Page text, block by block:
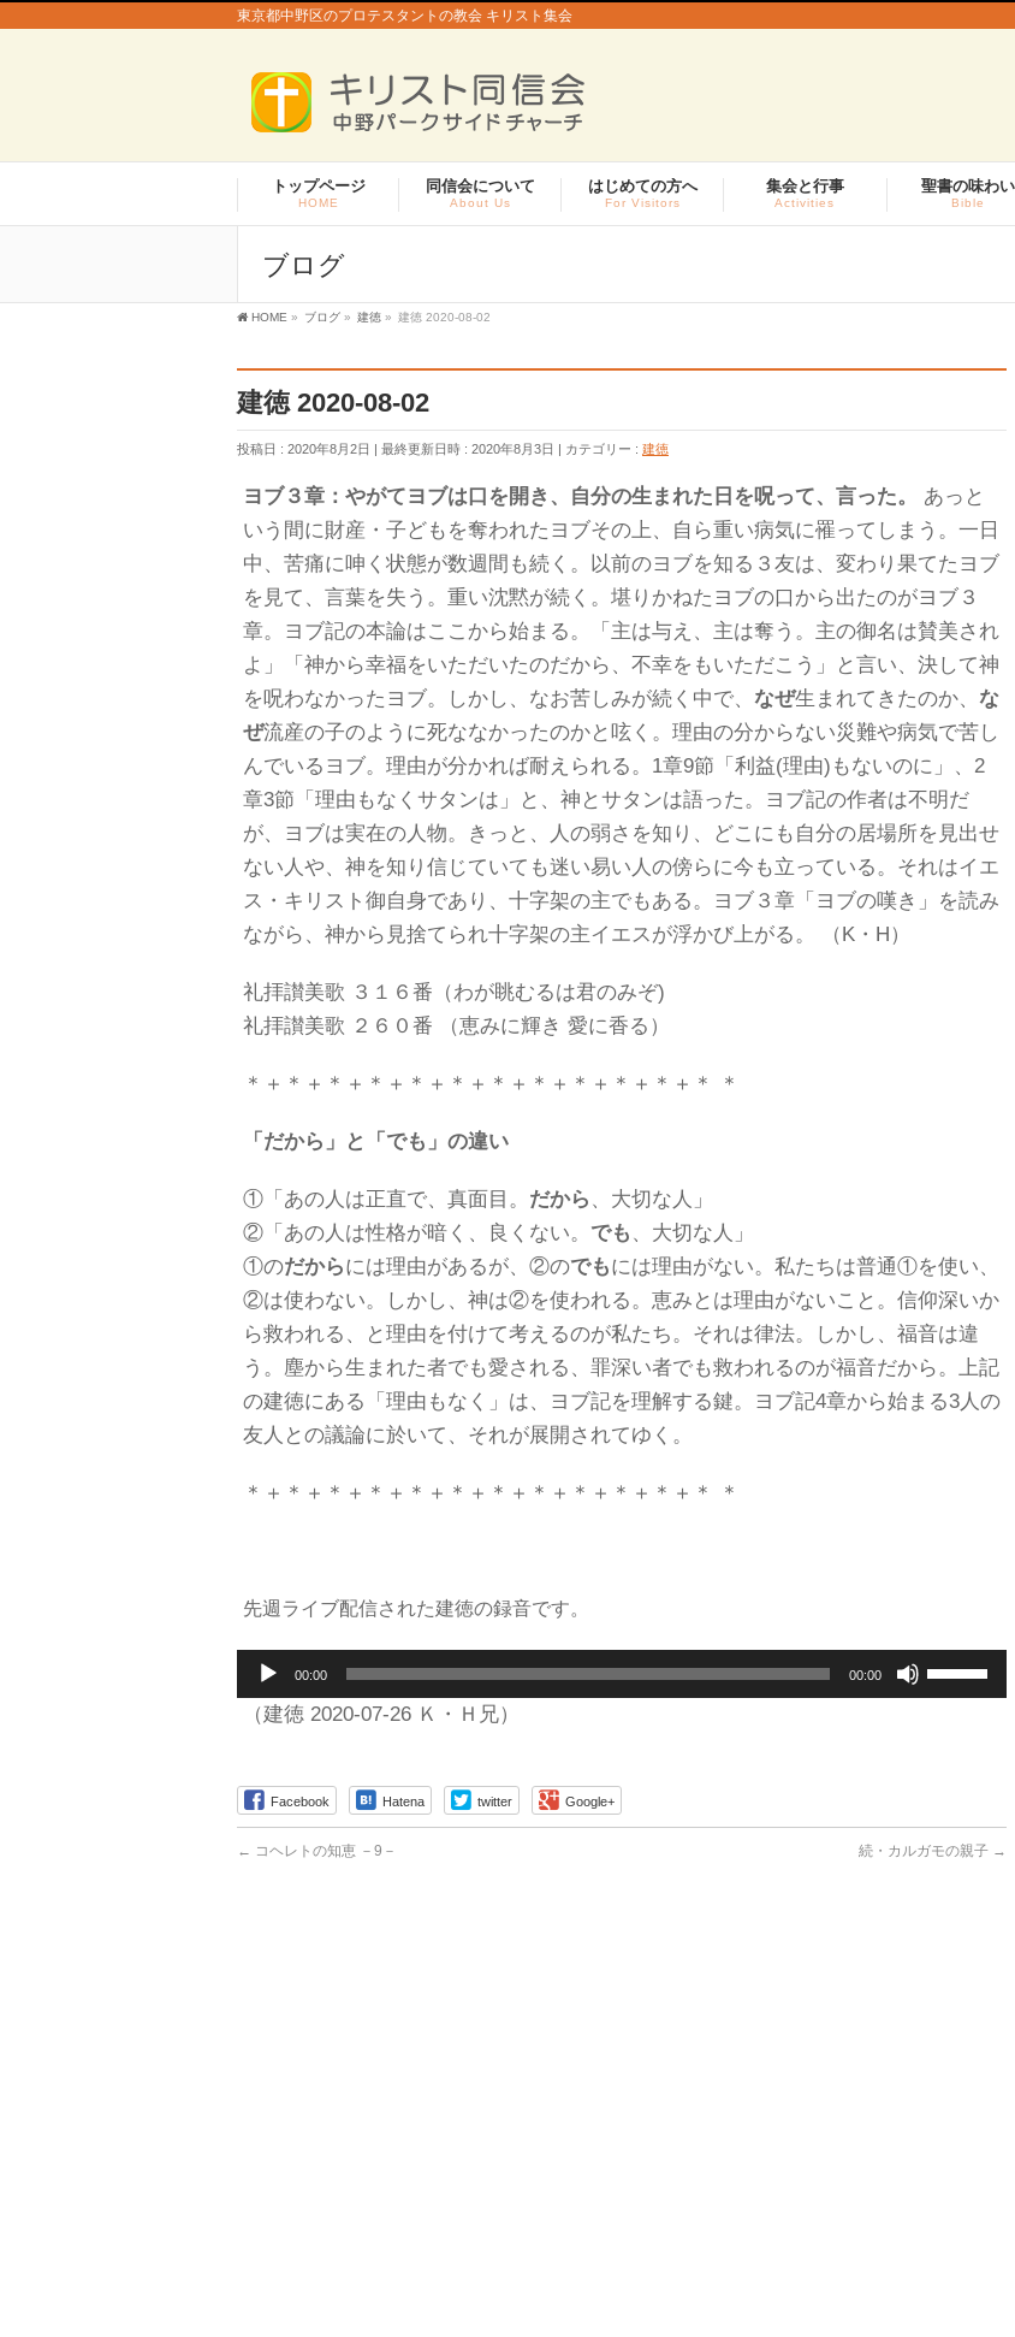
東京都中野区のプロテスタントの教会 キリスト集会
トップページ
HOME
同信会について
About Us
はじめての方へ
For Visitors
集会と行事
Activities
聖書の味わい
Bible
ブログ
HOME » ブログ » 建徳 » 建徳 2020-08-02
建徳 2020-08-02
投稿日 : 2020年8月2日 最終更新日時 : 2020年8月3日 カテゴリー : 建徳
ヨブ３章：やがてヨブは口を開き、自分の生まれた日を呪って、言った。
あっと
いう間に財産・子どもを奪われたヨブその上、自ら重い病気に罹ってしまう。一日
中、苦痛に呻く状態が数週間も続く。以前のヨブを知る３友は、変わり果てたヨブ
を見て、言葉を失う。重い沈黙が続く。堪りかねたヨブの口から出たのがヨブ３
章。ヨブ記の本論はここから始まる。「主は与え、主は奪う。主の御名は賛美され
よ」「神から幸福をいただいたのだから、不幸をもいただこう」と言い、決して神
を呪わなかったヨブ。しかし、なお苦しみが続く中で、 なぜ生まれてきたのか、 な
ぜ流産の子のように死ななかったのかと呟く。理由の分からない災難や病気で苦し
んでいるヨブ。理由が分かれば耐えられる。1章9節「利益(理由)もないのに」、2
章3節「理由もなくサタンは」と、神とサタンは語った。ヨブ記の作者は不明だ
が、ヨブは実在の人物。きっと、人の弱さを知り、どこにも自分の居場所を見出せ
ない人や、神を知り信じていても迷い易い人の傍らに今も立っている。それはイエ
ス・キリスト御自身であり、十字架の主でもある。ヨブ３章「ヨブの嘆き」を読み
ながら、神から見捨てられ十字架の主イエスが浮かび上がる。 （K・H）
礼拝讃美歌 ３１６番（わが眺むるは君のみぞ)
礼拝讃美歌 ２６０番 （恵みに輝き 愛に香る）
＊＋＊＋＊＋＊＋＊＋＊＋＊＋＊＋＊＋＊＋＊＋＊ ＊
「だから」と「でも」の違い
①「あの人は正直で、真面目。 だから 、大切な人」
②「あの人は性格が暗く、良くない。 でも 、大切な人」
①のだからには理由があるが、②のでもには理由がない。私たちは普通①を使い、
②は使わない。しかし、神は②を使われる。恵みとは理由がないこと。信仰深いか
ら救われる、と理由を付けて考えるのが私たち。それは律法。しかし、福音は違
う。塵から生まれた者でも愛される、罪深い者でも救われるのが福音だから。上記
の建徳にある「理由もなく」は、ヨブ記を理解する鍵。ヨブ記4章から始まる3人の
友人との議論に於いて、それが展開されてゆく。
＊＋＊＋＊＋＊＋＊＋＊＋＊＋＊＋＊＋＊＋＊＋＊ ＊
先週ライブ配信された建徳の録音です。
ヤ
ー
00:00 00:00
リ
は
（建徳 2020-07-26 Ｋ・Ｈ兄）
Facebook Hatena twitter Google+
← コヘレトの知恵 －9－ 続・カルガモの親子 →